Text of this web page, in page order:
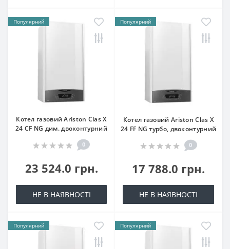
Популярний
Котел газовий Ariston Clas X
24 CF NG дим. двоконтурний
0
23 524.0 грн.
НЕ В НАЯВНОСТІ
Популярний
Котел газовий Ariston Clas X
24 FF NG турбо, двоконтурний
0
17 788.0 грн.
НЕ В НАЯВНОСТІ
Популярний Популярний